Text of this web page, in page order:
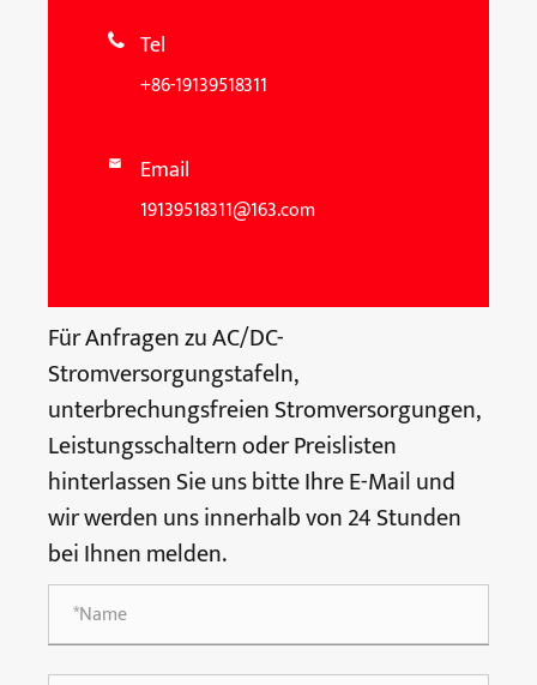
 Tel
+86-19139518311
 Email
19139518311@163.com
Für Anfragen zu AC/DC-
Stromversorgungstafeln,
unterbrechungsfreien Stromversorgungen,
Leistungsschaltern oder Preislisten
hinterlassen Sie uns bitte Ihre E-Mail und
wir werden uns innerhalb von 24 Stunden
bei Ihnen melden.